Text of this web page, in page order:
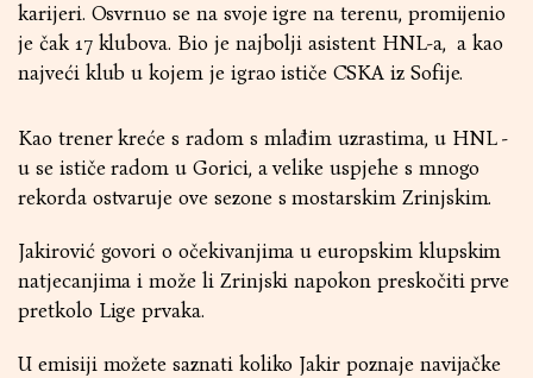
karijeri. Osvrnuo se na svoje igre na terenu, promijenio
je čak 17 klubova. Bio je najbolji asistent HNL-a, a kao
najveći klub u kojem je igrao ističe CSKA iz Sofije.
Kao trener kreće s radom s mlađim uzrastima, u HNL -
u se ističe radom u Gorici, a velike uspjehe s mnogo
rekorda ostvaruje ove sezone s mostarskim Zrinjskim.
Jakirović govori o očekivanjima u europskim klupskim
natjecanjima i može li Zrinjski napokon preskočiti prve
pretkolo Lige prvaka.
U emisiji možete saznati koliko Jakir poznaje navijačke